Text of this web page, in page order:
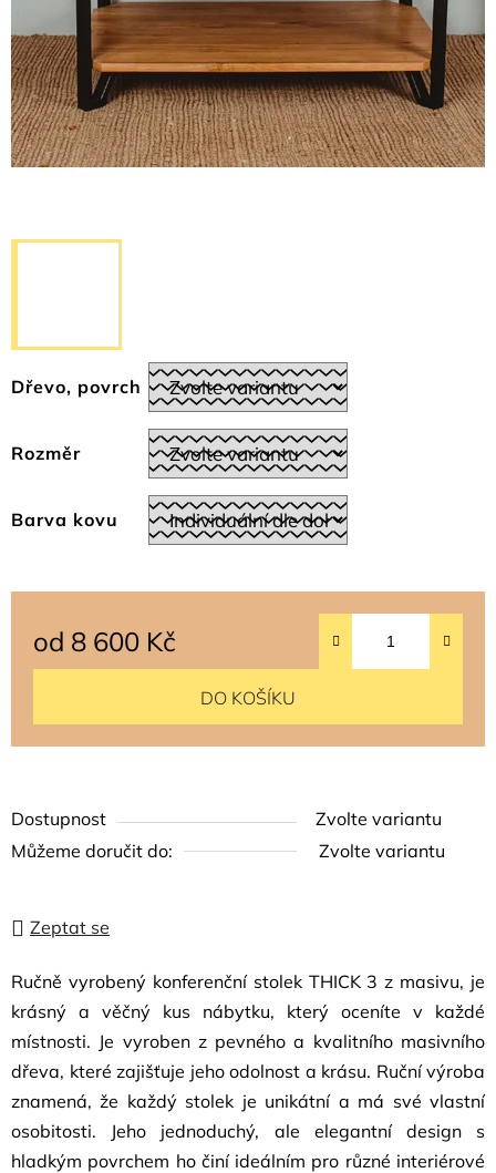
Ručně vyrobený konferenční stolek THICK 3 z masivu, je
krásný a věčný kus nábytku, který oceníte v každé
místnosti. Je vyroben z pevného a kvalitního masivního
dřeva, které zajišťuje jeho odolnost a krásu. Ruční výroba
znamená, že každý stolek je unikátní a má své vlastní
osobitosti. Jeho jednoduchý, ale elegantní design s
hladkým povrchem ho činí ideálním pro různé interiérové
Dřevo, povrch
Rozměr
Barva kovu
Dostupnost
Zvolte variantu
Můžeme doručit do:
Zvolte variantu
od 8 600 Kč
DO KOŠÍKU
Zeptat se